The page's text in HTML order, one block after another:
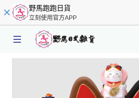
野馬跑跑日貨
立刻使用官方APP